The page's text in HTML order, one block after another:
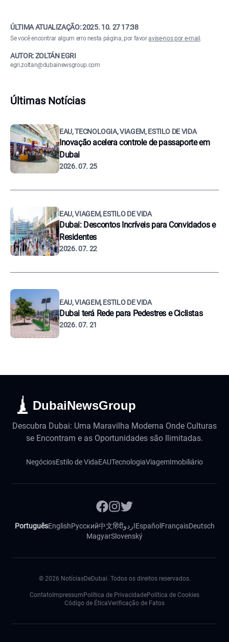
ÚLTIMA ATUALIZAÇÃO:2025. 10. 27 17:38
Se você encontrar algum erro nesta página, por favoravise-nos por e-mail .
AUTOR: ZOLTÁN EGRI
egri.zoltan@dubainewsgroup.com
Últimas Notícias
EAU, TECNOLOGIA, VIAGEM, ESTILO DE VIDA
Inovação acelera controle de passaporte em
Dubai
2026. 07. 25
EAU, VIAGEM, ESTILO DE VIDA
Dubai: Descontos Incríveis para Convidados e
Residentes
2026. 07. 22
EAU, VIAGEM, ESTILO DE VIDA
Dubai terá Rede para Pedestres e Ciclistas
2026. 07. 21
DubaiNewsGroup
Descubra Dubai: Uma Maravilha Moderna Onde Culturas
se Encontram e as Oportunidades são Ilimitadas.
NegóciosEstilo de VidaEAUTecnologiaViagemImobiliário
PortuguêsEnglishРусский中文हिंदीاردوEspañol FrançaisDeutsch
MagyarSlovenský
© 2026 NotíciasDeDubai. Todos os direitos reservados.
Contato Impressum Política de PrivacidadePolítica de Cookies
Código de ÉticaVerificação de Fatos